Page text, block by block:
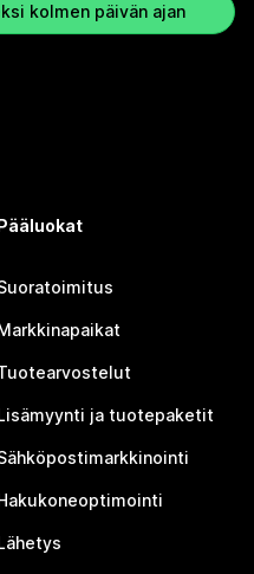
kolmen päivän ajan
Pääluokat
Markkinapaikat
Lisämyynti ja tuotepaketit
Hakukoneoptimointi
Lähetys